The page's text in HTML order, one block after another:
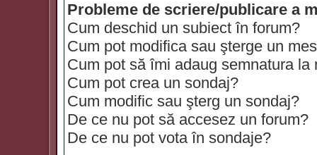
Probleme de scriere/publicare a
Cum deschid un subiect în forum?
Cum pot modifica sau şterge un
Cum pot să îmi adaug semnatura la
Cum pot crea un sondaj?
Cum modific sau şterg un sondaj?
De ce nu pot să accesez un forum?
De ce nu pot vota în sondaje?